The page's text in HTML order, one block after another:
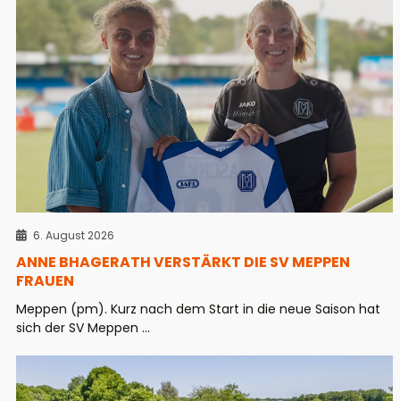
6. August 2026
ANNE BHAGERATH VERSTÄRKT DIE SV MEPPEN
FRAUEN
Meppen (pm). Kurz nach dem Start in die neue Saison hat
sich der SV Meppen ...